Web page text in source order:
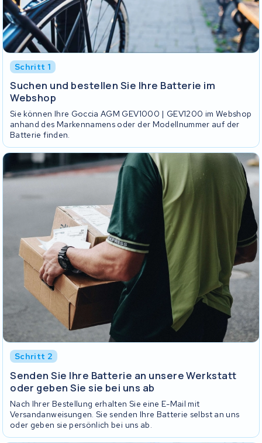
Schritt 1
Suchen und bestellen Sie Ihre Batterie im
Webshop
Sie können Ihre Goccia AGM GEV1000 | GEV1200 im Webshop
anhand des Markennamens oder der Modellnummer auf der
Batterie finden.
Schritt 2
Senden Sie Ihre Batterie an unsere Werkstatt
oder geben Sie sie bei uns ab
Nach Ihrer Bestellung erhalten Sie eine E-Mail mit
Versandanweisungen. Sie senden Ihre Batterie selbst an uns
oder geben sie persönlich bei uns ab.